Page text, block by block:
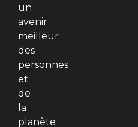
un
avenir
meilleur
des
personnes
et
de
la
planète